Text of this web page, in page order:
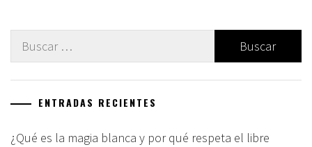
Buscar:
ENTRADAS RECIENTES
¿Qué es la magia blanca y por qué respeta el libre